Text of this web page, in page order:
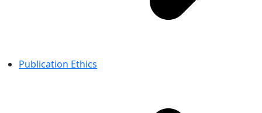
Publication Ethics